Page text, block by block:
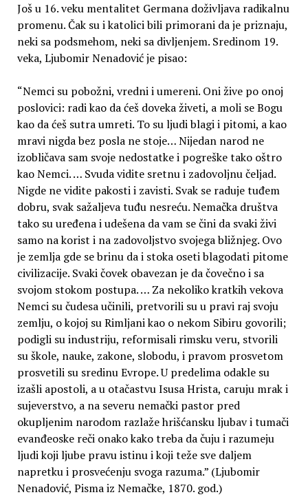
Još u 16. veku mentalitet Germana doživljava radikalnu
promenu. Čak su i katolici bili primorani da je priznaju,
neki sa podsmehom, neki sa divljenjem. Sredinom 19.
veka, Ljubomir Nenadović je pisao:
“Nemci su pobožni, vredni i umereni. Oni žive po onoj
poslovici: radi kao da ćeš doveka živeti, a moli se Bogu
kao da ćeš sutra umreti. To su ljudi blagi i pitomi, a kao
mravi nigda bez posla ne stoje… Nijedan narod ne
izobličava sam svoje nedostatke i pogreške tako oštro
kao Nemci. … Svuda vidite sretnu i zadovoljnu čeljad.
Nigde ne vidite pakosti i zavisti. Svak se raduje tuđem
dobru, svak sažaljeva tuđu nesreću. Nemačka društva
tako su uređena i udešena da vam se čini da svaki živi
samo na korist i na zadovoljstvo svojega bližnjeg. Ovo
je zemlja gde se brinu da i stoka oseti blagodati pitome
civilizacije. Svaki čovek obavezan je da čovečno i sa
svojom stokom postupa. … Za nekoliko kratkih vekova
Nemci su čudesa učinili, pretvorili su u pravi raj svoju
zemlju, o kojoj su Rimljani kao o nekom Sibiru govorili;
podigli su industriju, reformisali rimsku veru, stvorili
su škole, nauke, zakone, slobodu, i pravom prosvetom
prosvetili su sredinu Evrope. U predelima odakle su
izašli apostoli, a u otačastvu Isusa Hrista, caruju mrak i
sujeverstvo, a na severu nemački pastor pred
okupljenim narodom razlaže hrišćansku ljubav i tumači
evanđeoske reči onako kako treba da čuju i razumeju
ljudi koji ljube pravu istinu i koji teže sve daljem
napretku i prosvećenju svoga razuma.” (Ljubomir
Nenadović, Pisma iz Nemačke, 1870. god.)